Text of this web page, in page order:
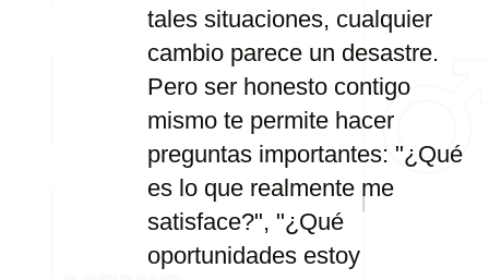
tales situaciones, cualquier
cambio parece un desastre.
Pero ser honesto contigo
mismo te permite hacer
preguntas importantes: "¿Qué
es lo que realmente me
satisface?", "¿Qué
oportunidades estoy